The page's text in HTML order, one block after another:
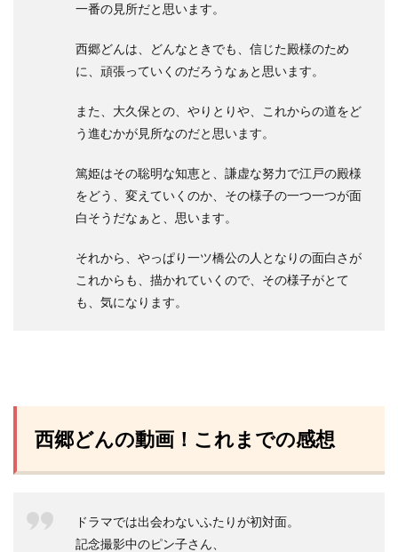
一番の見所だと思います。
西郷どんは、どんなときでも、信じた殿様のため
に、頑張っていくのだろうなぁと思います。
また、大久保との、やりとりや、これからの道をど
う進むかが見所なのだと思います。
篤姫はその聡明な知恵と、謙虚な努力で江戸の殿様
をどう、変えていくのか、その様子の一つ一つが面
白そうだなぁと、思います。
それから、やっぱり一ツ橋公の人となりの面白さが
これからも、描かれていくので、その様子がとて
も、気になります。
西郷どんの動画！これまでの感想
ドラマでは出会わないふたりが初対面。
記念撮影中のピン子さん、